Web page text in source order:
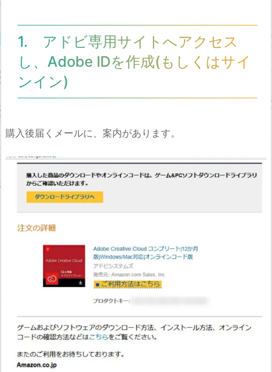
1. アドビ専用サイトへアクセス
し、Adobe IDを作成(もしくはサイ
ンイン)
購入後届くメールに、案内があります。